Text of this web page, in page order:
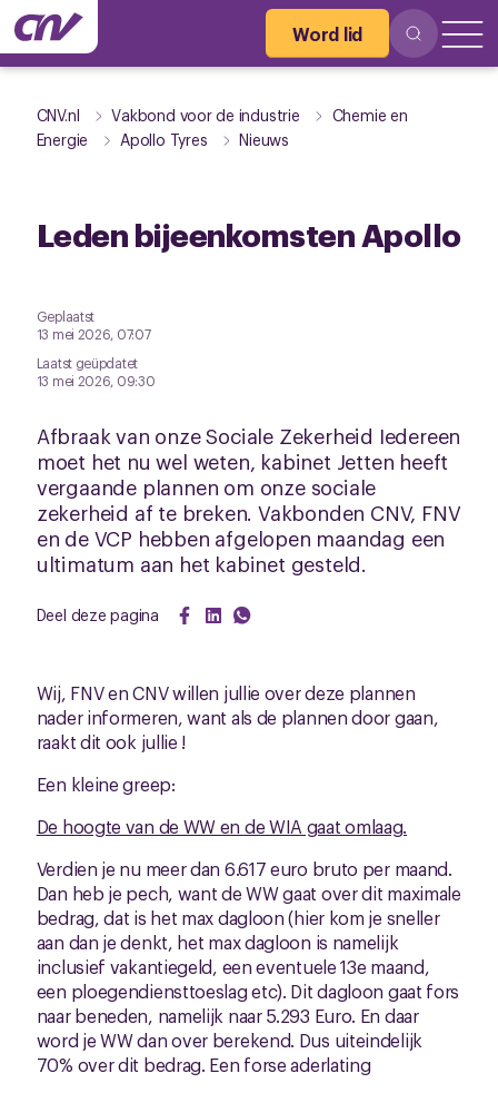
Word lid
CNV.nl Vakbond voor de industrie
Chemie en
Energie
Apollo Tyres Nieuws
Leden bijeenkomsten Apollo
Geplaatst
13 mei 2026, 07:07
Laatst geüpdatet
13 mei 2026, 09:30
Afbraak van onze Sociale Zekerheid Iedereen
moet het nu wel weten, kabinet Jetten heeft
vergaande plannen om onze sociale
zekerheid af te breken. Vakbonden CNV, FNV
en de VCP hebben afgelopen maandag een
ultimatum aan het kabinet gesteld.
Deel deze pagina
Wij, FNV en CNV willen jullie over deze plannen
nader informeren, want als de plannen door gaan,
raakt dit ook jullie !
Een kleine greep:
De hoogte van de WW en de WIA gaat omlaag.
Verdien je nu meer dan 6.617 euro bruto per maand.
Dan heb je pech, want de WW gaat over dit maximale
bedrag, dat is het max dagloon (hier kom je sneller
aan dan je denkt, het max dagloon is namelijk
inclusief vakantiegeld, een eventuele 13e maand,
een ploegendiensttoeslag etc). Dit dagloon gaat fors
naar beneden, namelijk naar 5.293 Euro. En daar
word je WW dan over berekend. Dus uiteindelijk
70% over dit bedrag. Een forse aderlating